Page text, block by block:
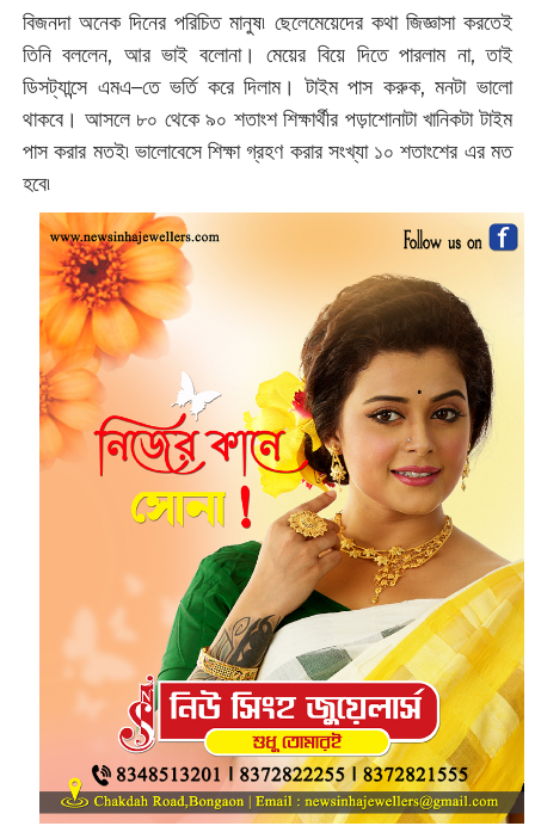
বিজনদা অনেক দিনের পরিচিত মানুষ৷ ছেলেমেয়েদের কথা জিজ্ঞাসা করতেই
তিনি বললেন, আর ভাই বলোনা। মেয়ের বিয়ে দিতে পারলাম না, তাই
ডিসট্যান্সে এমএ–তে ভর্তি করে দিলাম। টাইম পাস করুক, মনটা ভালো
থাকবে। আসলে ৮০ থেকে ৯০ শতাংশ শিক্ষার্থীর পড়াশোনাটা খানিকটা টাইম
পাস করার মতই৷ ভালোবেসে শিক্ষা গ্রহণ করার সংখ্যা ১০ শতাংশের এর মত
হবে৷